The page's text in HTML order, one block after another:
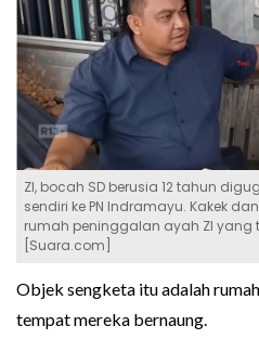
ZI, bocah SD berusia 12 tahun
sendiri ke PN Indramayu. Kakek
rumah peninggalan ayah ZI yang
[Suara.com]
Objek sengketa itu adalah
tempat mereka bernaung.